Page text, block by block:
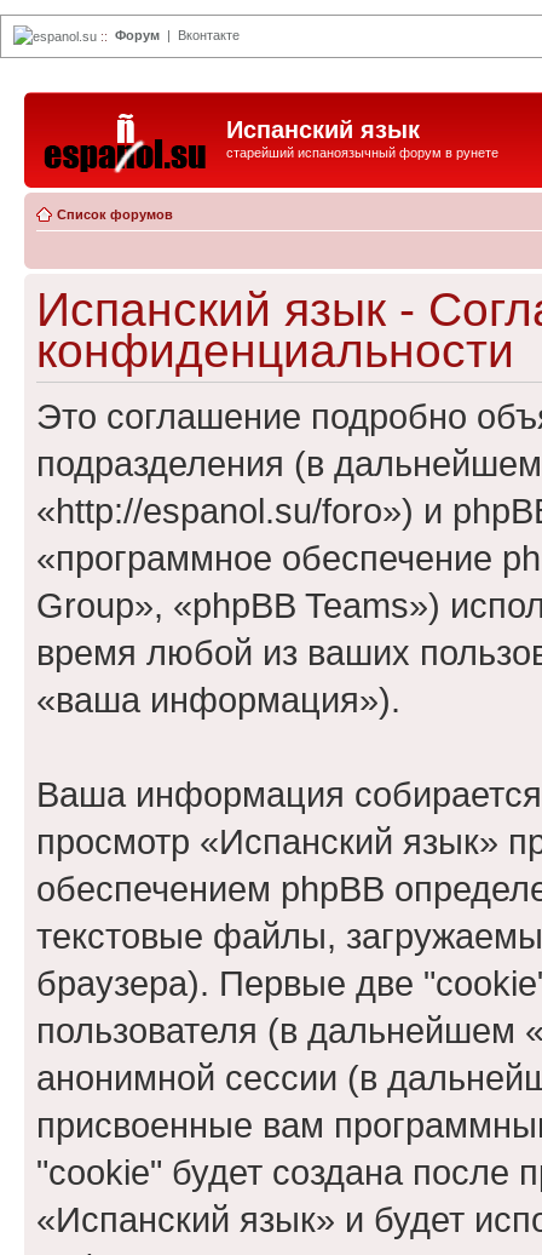
espanol.su :: Форум | Вконтакте
Испанский язык
старейший испаноязычный форум в рунете
Список форумов
Испанский язык -
конфиденциальности
Это соглашение подробно
подразделения (в
«http://espanol.su/foro») и
«программное обеспечение
Group», «phpBB Teams»)
время любой из ваших
«ваша информация»).
Ваша информация
просмотр «Испанский язык»
обеспечением phpBB
текстовые файлы,
браузера). Первые две
пользователя (в дальнейшем
анонимной сессии (в
присвоенные вам
"cookie" будет создана после
«Испанский язык» и будет